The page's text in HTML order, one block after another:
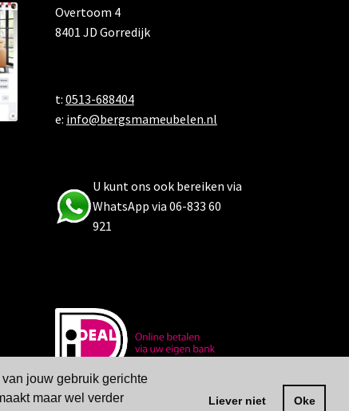
jouw gebruik gerichte
maar wel verder
Liever niet Oke
Overtoom 4
8401 JD Gorredijk
t: 0513-688404
e: info@bergsmameubelen.nl
U kunt ons ook bereiken via
WhatsApp via 06-833 60
921